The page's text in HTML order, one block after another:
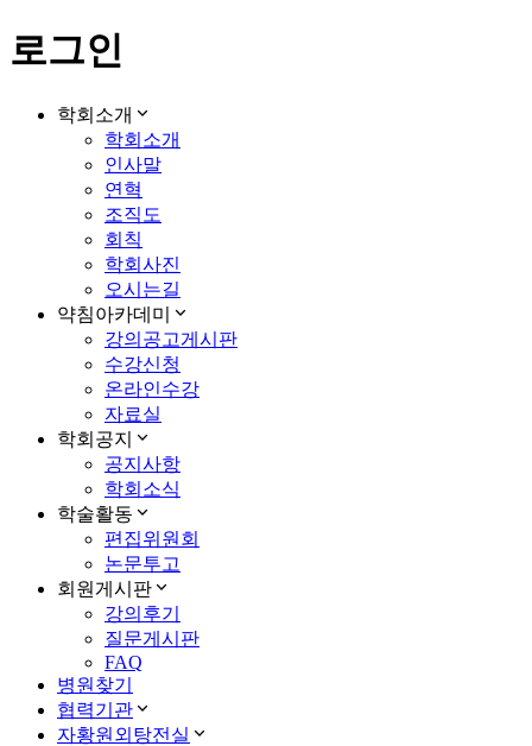
로그인
학회소개
학회소개
인사말
연혁
조직도
회칙
학회사진
오시는길
약침아카데미
강의공고게시판
수강신청
온라인수강
자료실
학회공지
공지사항
학회소식
학술활동
편집위원회
논문투고
회원게시판
강의후기
질문게시판
FAQ
병원찾기
협력기관
자황원외탕전실